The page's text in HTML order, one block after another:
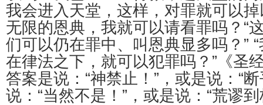
我会进入天堂，这样，对罪就可以
无限的恩典，我就可以请看罪吗？“
们可以仍在罪中、叫恩典显多吗？”
在律法之下，就可以犯罪吗？”《圣
答案是说：“神禁止！”，或是说：“
说：“当然不是！”，或是说：“荒谬到